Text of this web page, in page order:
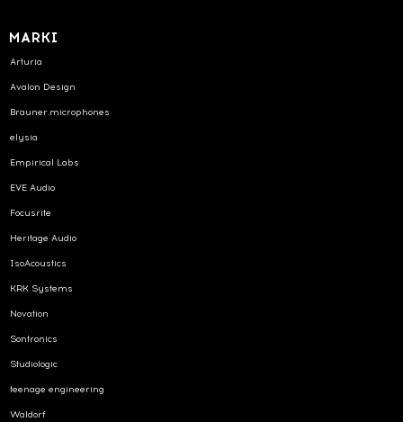
MARKI
Arturia
Avalon Design
Brauner.microphones
elysia
Empirical Labs
EVE Audio
Focusrite
Heritage Audio
IsoAcoustics
KRK Systems
Novation
Sontronics
Studiologic
teenage engineering
Waldorf